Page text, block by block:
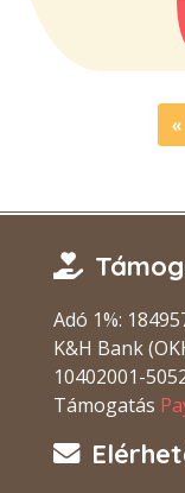
«
Adó 1%:
K&H Bank
10402001-
Támogatás